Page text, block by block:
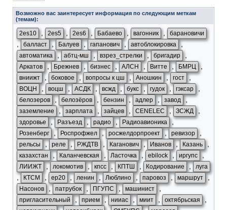
Возможно вас заинтересует информация по следующим меткам
(темам):
2es10 2es5 2es6 Бабаево вагонник барановичи
, балласт , Балуев , гапанович автоблокировка ,
автоматика , абтц-мш , взрез_стрелки , бригадир
Аркатов , Брежнев , бизнес , АЛСН , Витте , БМРЦ
вниижт боковое , вопросы к цш , Аношкин , гост ,
ВОЦН , воцш , АСДК , всжд , букс , гудок , гэксар
белозеров , белозёров бензин , адлер , завод ,
заземление , зарплата зайцев CENELEC , ЗСЖД
здоровье , Разъезд , радио , Радиоавионика
Розенберг , Роспрофжел , росжелдорпроект , ревизор
рельсы , реле , РЖДТВ Каганович , Иванов , Казань
казахстан , Каланчевская Ласточка ebilock , иргупс ,
ЛИИЖТ , локомотив , кпсс , КПТШ Кодирование , луга
, КТСМ ep20 , ленин , Люблино , паровоз , маршрут ,
Насонов , патрубок , ПГУПС , машинист ,
пригласительный , прием , нииас , миит октябрьская